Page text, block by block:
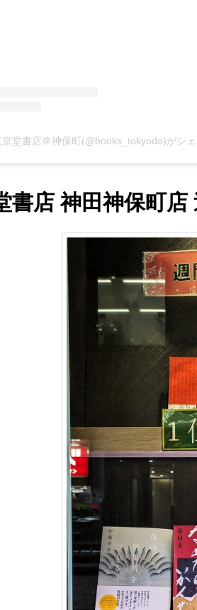
京堂書店＠神保町(@books_tokyodo)がシ
書店 神田神保町